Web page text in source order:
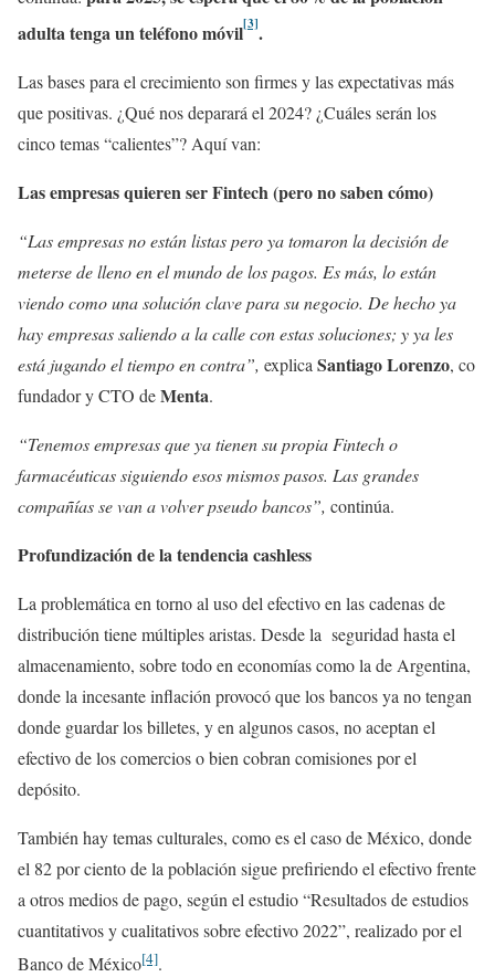
adulta tenga un teléfono móvil[3].
Las bases para el crecimiento son firmes y las expectativas más
que positivas. ¿Qué nos deparará el 2024? ¿Cuáles serán los
cinco temas “calientes”? Aquí van:
Las empresas quieren ser Fintech (pero no saben cómo)
“Las empresas no están listas pero ya tomaron la decisión de
meterse de lleno en el mundo de los pagos. Es más, lo están
viendo como una solución clave para su negocio. De hecho ya
hay empresas saliendo a la calle con estas soluciones; y ya les
está jugando el tiempo en contra”, explica Santiago Lorenzo, co
fundador y CTO deMenta.
“Tenemos empresas que ya tienen su propia Fintech o
farmacéuticas siguiendo esos mismos pasos. Las grandes
compañías se van a volver pseudo bancos”, continúa.
Profundización de la tendencia cashless
La problemática en torno al uso del efectivo en las cadenas de
distribución tiene múltiples aristas. Desde la seguridad hasta el
almacenamiento, sobre todo en economías como la de Argentina,
donde la incesante inflación provocó que los bancos ya no tengan
donde guardar los billetes, y en algunos casos, no aceptan el
efectivo de los comercios o bien cobran comisiones por el
depósito.
También hay temas culturales, como es el caso de México, donde
el 82 por ciento de la población sigue prefiriendo el efectivo frente
a otros medios de pago, según el estudio “Resultados de estudios
cuantitativos y cualitativos sobre efectivo 2022”, realizado por el
Banco de México[4].